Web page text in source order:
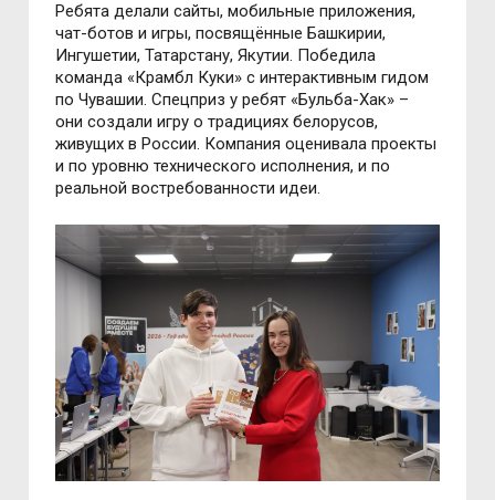
Ребята делали сайты, мобильные приложения,
чат-ботов и игры, посвящённые Башкирии,
Ингушетии, Татарстану, Якутии. Победила
команда «Крамбл Куки» с интерактивным гидом
по Чувашии. Спецприз у ребят «Бульба-Хак» –
они создали игру о традициях белорусов,
живущих в России. Компания оценивала проекты
и по уровню технического исполнения, и по
реальной востребованности идеи.